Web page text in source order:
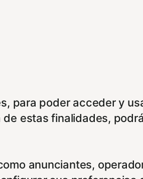
para poder acceder y
estas finalidades,
anunciantes,